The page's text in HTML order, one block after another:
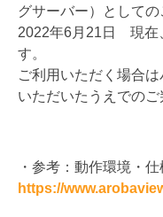
グサーバー）としての
2022年6月21日 現在
す。
ご利用いただく場合
いただいたうえでのご
・参考：動作環境・
https://